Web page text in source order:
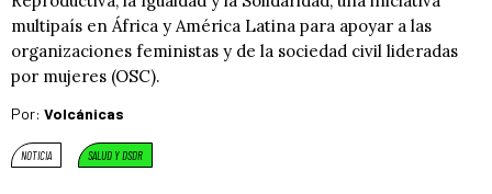
multipaís en África y América Latina para apoyar a las
organizaciones feministas y de la sociedad civil lideradas
por mujeres (OSC).
Por: Volcánicas
NOTICIA SALUD Y DSDR